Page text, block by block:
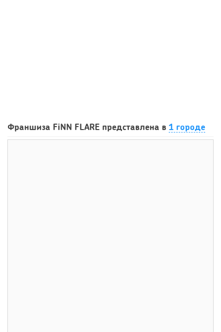
2026 году:...
Франшиза FiNN FLARE представлена в 1 городе